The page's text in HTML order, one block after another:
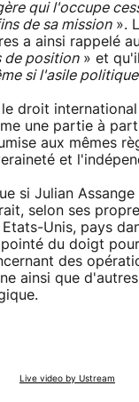
qui l'occupe
de sa mission».
a ainsi rappelé au
de position» et
si l'asile
droit
une partie à
aux mêmes
et
si Julian
selon ses
Unis, pays
du doigt
des
ainsi que
Live video by Ustream